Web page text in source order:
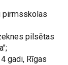
pirmsskolas
pilsētas
gadi, Rīgas